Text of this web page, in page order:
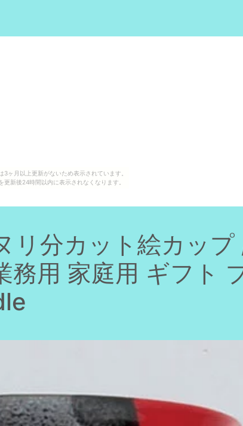
3ヶ月以上更新がないため表示されています。
更新後24時間以内に表示されなくなります。
リ分カット絵カップ
用 家庭用 ギフト